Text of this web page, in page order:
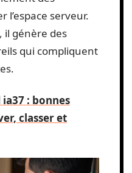
l’espace serveur.
il génère des
qui compliquent
: bonnes
classer et